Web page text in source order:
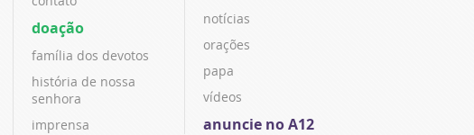
doação
família dos devotos
história de nossa
senhora
imprensa
notícias
orações
papa
vídeos
anuncie no A12